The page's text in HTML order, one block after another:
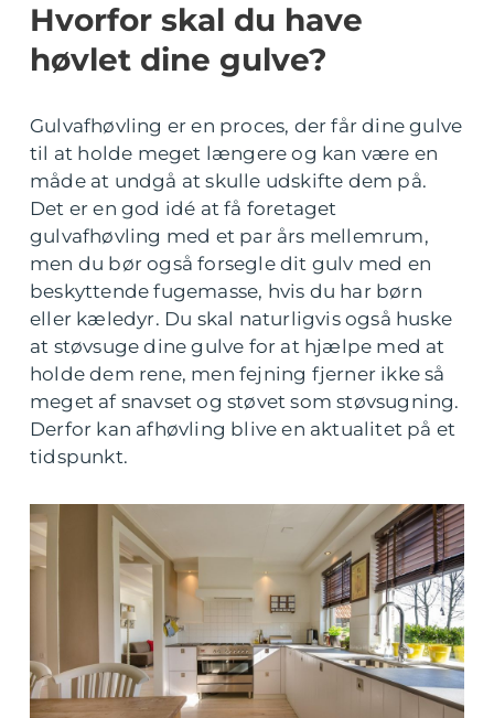
Hvorfor skal du have
høvlet dine gulve?
Gulvafhøvling er en proces, der får dine gulve
til at holde meget længere og kan være en
måde at undgå at skulle udskifte dem på.
Det er en god idé at få foretaget
gulvafhøvling med et par års mellemrum,
men du bør også forsegle dit gulv med en
beskyttende fugemasse, hvis du har børn
eller kæledyr. Du skal naturligvis også huske
at støvsuge dine gulve for at hjælpe med at
holde dem rene, men fejning fjerner ikke så
meget af snavset og støvet som støvsugning.
Derfor kan afhøvling blive en aktualitet på et
tidspunkt.